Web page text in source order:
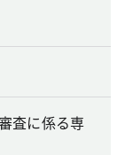
査に係る専